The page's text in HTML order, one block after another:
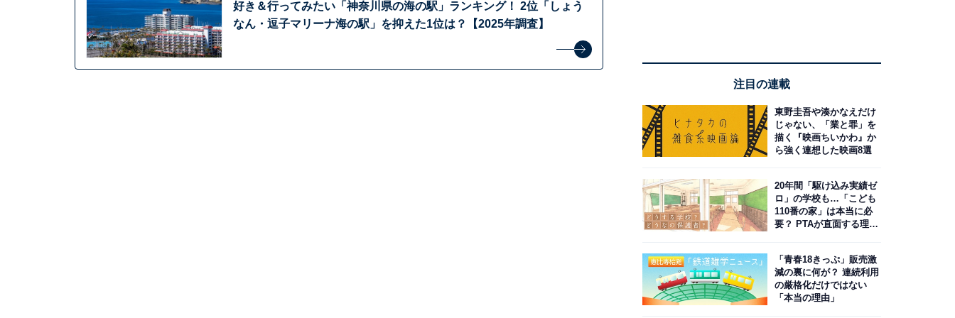
好き＆行ってみたい「神奈川県の海の駅」ランキング！ 2位「しょう
なん・逗子マリーナ海の駅」を抑えた1位は？【2025年調査】
注目の連載
東野圭吾や湊かなえだけ
じゃない、「業と罪」を
描く『映画ちいかわ』か
ら強く連想した映画8選
20年間「駆け込み実績ゼ
ロ」の学校も…「こども
110番の家」は本当に必
要？ PTAが直面する理想
「青春18きっぷ」販売激
減の裏に何が？ 連続利用
の厳格化だけではない
「本当の理由」